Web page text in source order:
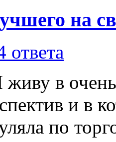
на
ответа
в очень
и в
по